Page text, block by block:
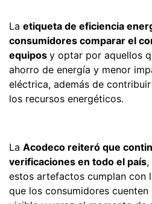
La etiqueta de eficiencia
consumidores comparar el
equipos y optar por aquellos
ahorro de energía y menor
eléctrica, además de
los recursos energéticos.
La Acodeco reiteró que
verificaciones en todo el país,
estos artefactos cumplan con
que los consumidores